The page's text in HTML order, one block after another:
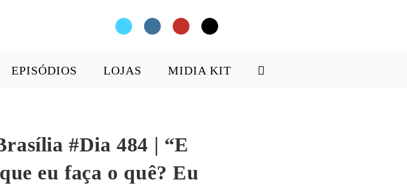
EPISÓDIOS LOJAS MIDIA KIT
#Dia 484 | “E
eu faça o quê? Eu